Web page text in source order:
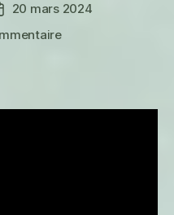
20 mars 2024
sur
printemps